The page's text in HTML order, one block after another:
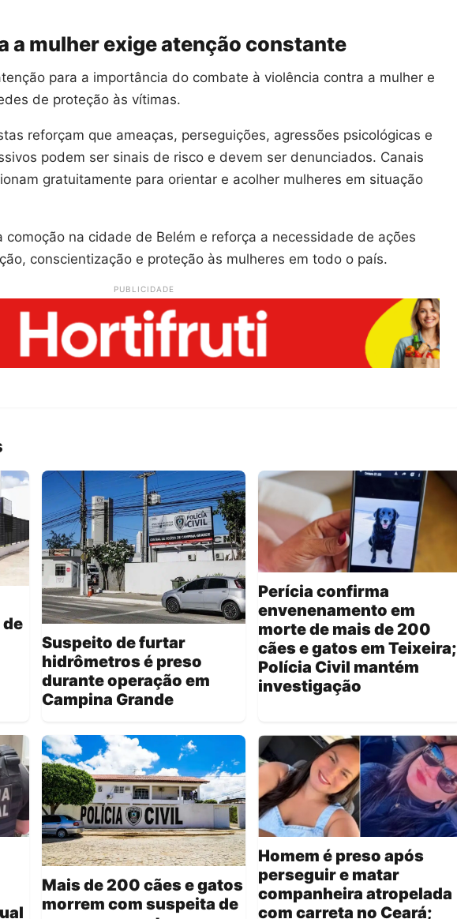
a mulher exige atenção constante
para a importância do combate à violência contra a mulher e
de proteção às vítimas.
reforçam que ameaças, perseguições, agressões psicológicas e
podem ser sinais de risco e devem ser denunciados. Canais
gratuitamente para orientar e acolher mulheres em situação
comoção na cidade de Belém e reforça a necessidade de ações
conscientização e proteção às mulheres em todo o país.
PUBLICIDADE
Suspeito de furtar
hidrômetros é preso
durante operação em
Campina Grande
Perícia confirma
envenenamento em
morte de mais de 200
cães e gatos em Teixeira;
Polícia Civil mantém
investigação
Mais de 200 cães e gatos
morrem com suspeita de
Homem é preso após
perseguir e matar
companheira atropelada
com carreta no Ceará;